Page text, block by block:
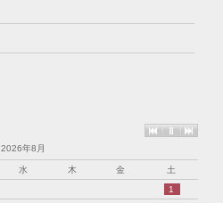
2026年8月
水 木 金
土
1